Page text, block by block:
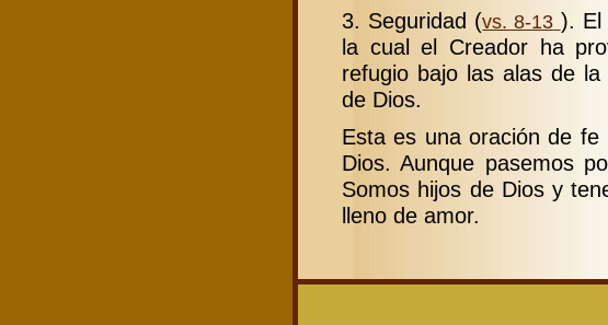
3. Seguridad (vs. 8-13 ). El
la cual el Creador ha
refugio bajo las alas de
de Dios.
Esta es una oración de fe
Dios. Aunque pasemos
Somos hijos de Dios y
lleno de amor.